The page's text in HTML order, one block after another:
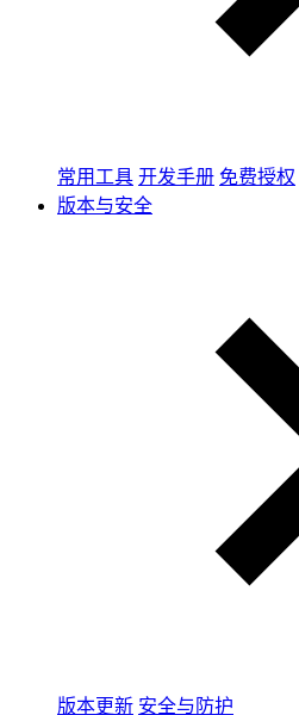
常用工具 开发手册 免费授权
版本与安全
版本更新 安全与防护